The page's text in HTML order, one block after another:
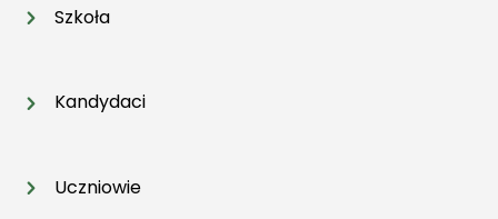
Szkoła
Kandydaci
Uczniowie